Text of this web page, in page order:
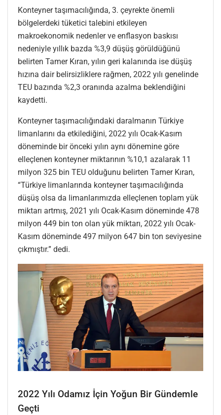
Konteyner taşımacılığında, 3. çeyrekte önemli
bölgelerdeki tüketici talebini etkileyen
makroekonomik nedenler ve enflasyon baskısı
nedeniyle yıllık bazda %3,9 düşüş görüldüğünü
belirten Tamer Kıran, yılın geri kalanında ise düşüş
hızına dair belirsizliklere rağmen, 2022 yılı genelinde
TEU bazında %2,3 oranında azalma beklendiğini
kaydetti.
Konteyner taşımacılığındaki daralmanın Türkiye
limanlarını da etkilediğini, 2022 yılı Ocak-Kasım
döneminde bir önceki yılın aynı dönemine göre
elleçlenen konteyner miktarının %10,1 azalarak 11
milyon 325 bin TEU olduğunu belirten Tamer Kıran,
“Türkiye limanlarında konteyner taşımacılığında
düşüş olsa da limanlarımızda elleçlenen toplam yük
miktarı artmış, 2021 yılı Ocak-Kasım döneminde 478
milyon 449 bin ton olan yük miktarı, 2022 yılı Ocak-
Kasım döneminde 497 milyon 647 bin ton seviyesine
çıkmıştır.” dedi.
2022 Yılı Odamız İçin Yoğun Bir Gündemle
Geçti